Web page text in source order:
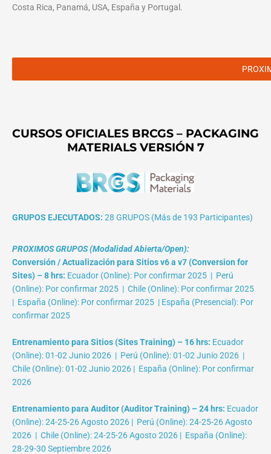
Costa Rica, Panamá, USA, España y Portugal.
CURSOS OFICIALES BRCGS – PACKAGING
MATERIALS VERSIÓN 7
GRUPOS EJECUTADOS: 28 GRUPOS (Más de 193 Participantes)
PROXIMOS GRUPOS (Modalidad Abierta/Open):
Conversión / Actualización para Sitios v6 a v7 (Conversion for
Sites) – 8 hrs: Ecuador (Online): Por confirmar 2025 | Perú
(Online): Por confirmar 2025 | Chile (Online): Por confirmar 2025
| España (Online): Por confirmar 2025 | España (Presencial): Por
confirmar 2025
Entrenamiento para Sitios (Sites Training) – 16 hrs: Ecuador
(Online): 01-02 Junio 2026 | Perú (Online): 01-02 Junio 2026 |
Chile (Online): 01-02 Junio 2026 | España (Online): Por confirmar
2026
Entrenamiento para Auditor (Auditor Training) – 24 hrs: Ecuador
(Online): 24-25-26 Agosto 2026 | Perú (Online): 24-25-26 Agosto
2026 | Chile (Online): 24-25-26 Agosto 2026 | España (Online):
28-29-30 Septiembre 2026